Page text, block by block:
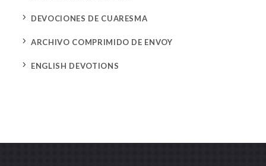
5 DEVOCIONES DE CUARESMA
5 ARCHIVO COMPRIMIDO DE ENVOY
5 ENGLISH DEVOTIONS